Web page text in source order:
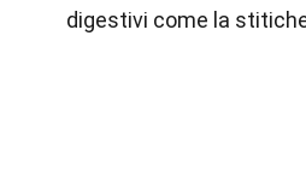
digestivi come la